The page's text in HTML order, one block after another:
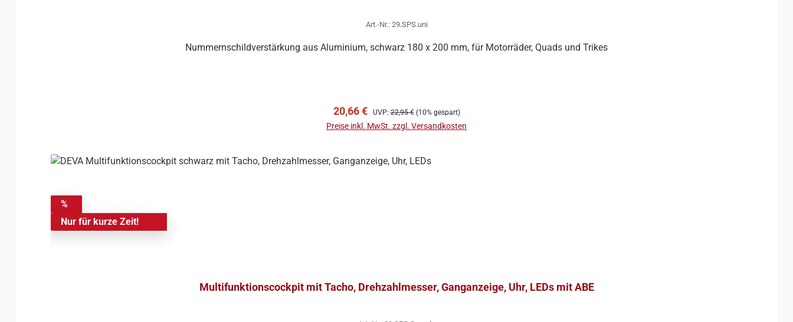
Art.-Nr.: 29.SPS.uni
Nummernschildverstärkung aus Aluminium, schwarz 180 x 200 mm, für Motorräder, Quads und Trikes
Verkaufspreis:
20,66 € Regulärer Preis:
UVP:22,95 € (10% gespart)
Preise inkl. MwSt. zzgl. Versandkosten
%
Nur für kurze Zeit!
Multifunktionscockpit mit Tacho, Drehzahlmesser, Ganganzeige, Uhr, LEDs mit ABE